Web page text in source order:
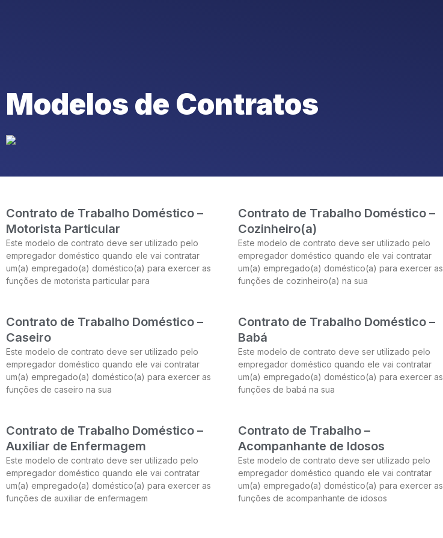
Modelos de Contratos
Contrato de Trabalho Doméstico –
Motorista Particular
Este modelo de contrato deve ser utilizado pelo
empregador doméstico quando ele vai contratar
um(a) empregado(a) doméstico(a) para exercer as
funções de motorista particular para
Contrato de Trabalho Doméstico –
Cozinheiro(a)
Este modelo de contrato deve ser utilizado pelo
empregador doméstico quando ele vai contratar
um(a) empregado(a) doméstico(a) para exercer as
funções de cozinheiro(a) na sua
Contrato de Trabalho Doméstico –
Caseiro
Este modelo de contrato deve ser utilizado pelo
empregador doméstico quando ele vai contratar
um(a) empregado(a) doméstico(a) para exercer as
funções de caseiro na sua
Contrato de Trabalho Doméstico –
Babá
Este modelo de contrato deve ser utilizado pelo
empregador doméstico quando ele vai contratar
um(a) empregado(a) doméstico(a) para exercer as
funções de babá na sua
Contrato de Trabalho Doméstico –
Auxiliar de Enfermagem
Este modelo de contrato deve ser utilizado pelo
empregador doméstico quando ele vai contratar
um(a) empregado(a) doméstico(a) para exercer as
funções de auxiliar de enfermagem
Contrato de Trabalho –
Acompanhante de Idosos
Este modelo de contrato deve ser utilizado pelo
empregador doméstico quando ele vai contratar
um(a) empregado(a) doméstico(a) para exercer as
funções de acompanhante de idosos